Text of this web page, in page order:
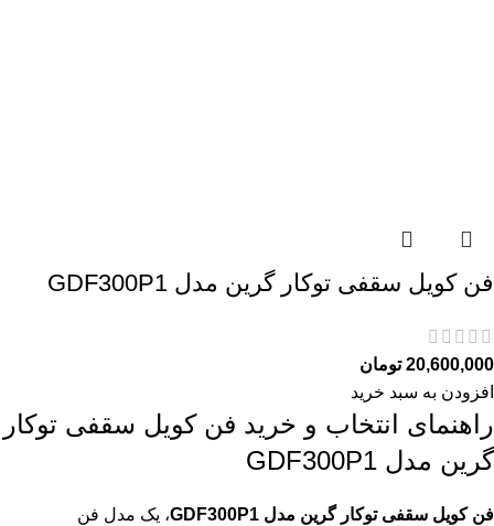
فن کویل سقفی توکار گرین مدل GDF300P1
20,600,000 تومان
افزودن به سبد خرید
راهنمای انتخاب و خرید فن کویل سقفی توکار
گرین مدل GDF300P1
فن کویل سقفی توکار گرین مدل GDF300P1
، یک مدل فن